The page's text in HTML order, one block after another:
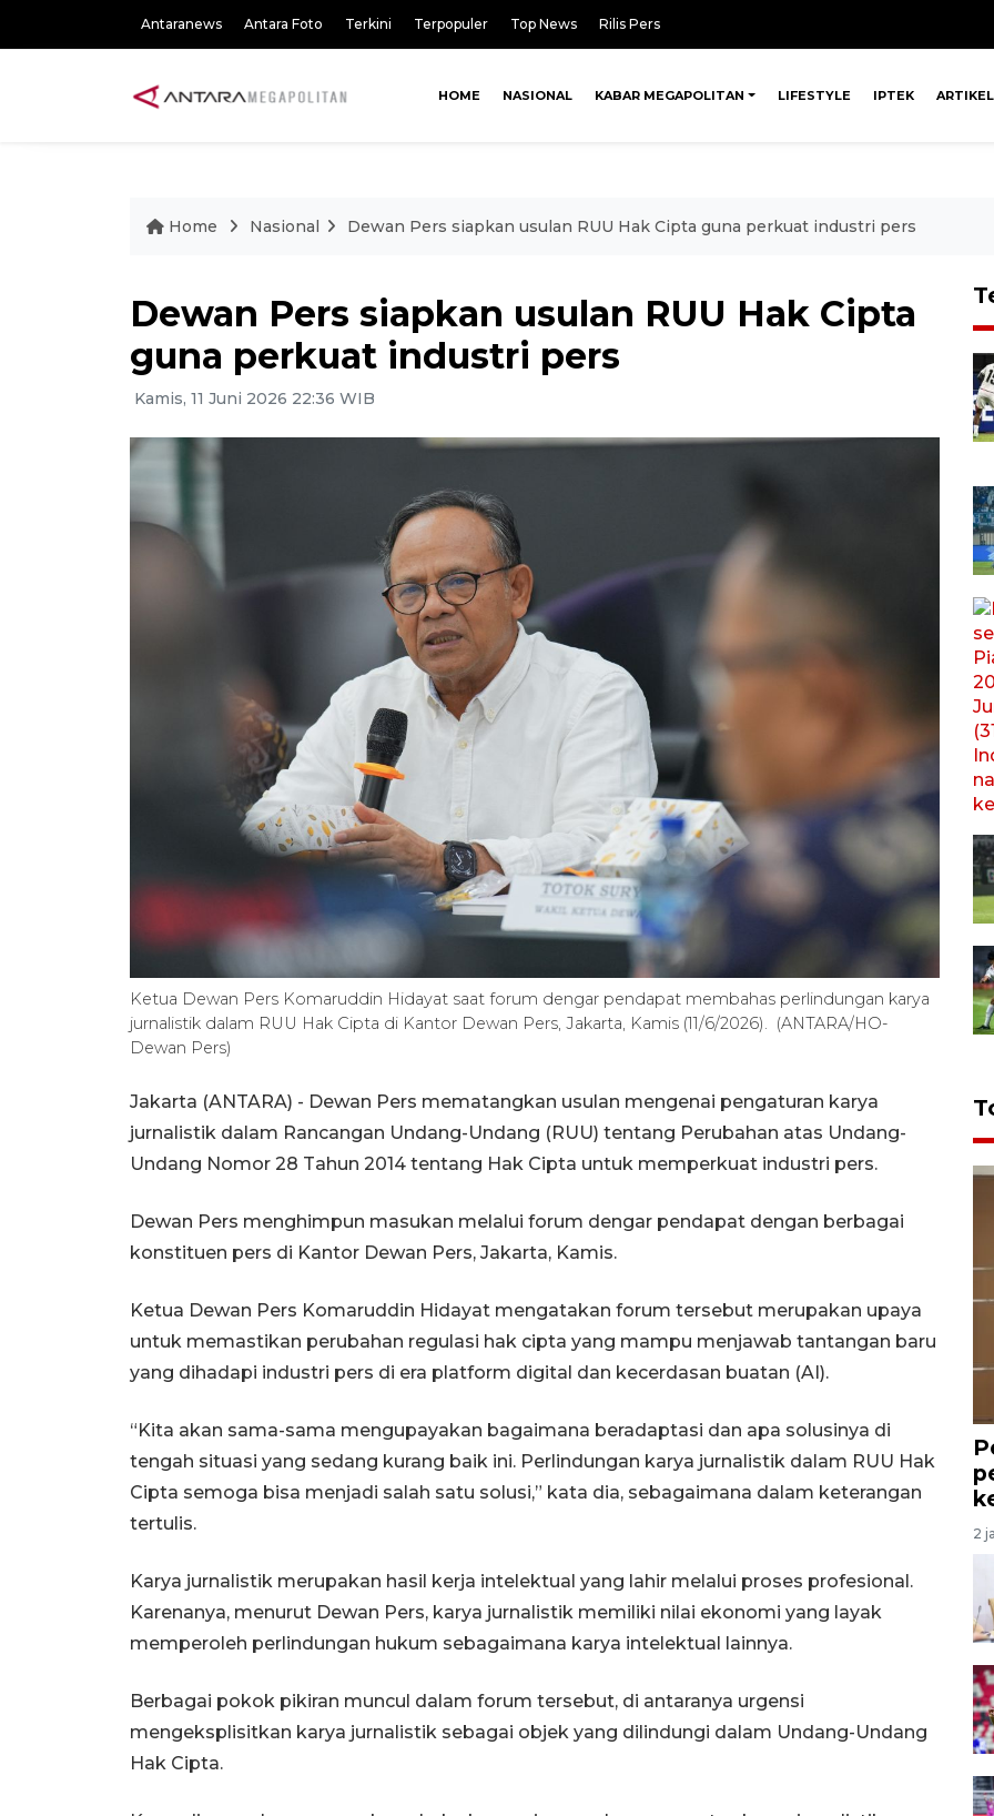
Antaranews Antara Foto Terkini Terpopuler Top News Rilis Pers
HOME NASIONAL KABAR MEGAPOLITAN LIFESTYLE IPTEK ARTIKEL
Home Nasional Dewan Pers siapkan usulan RUU Hak Cipta guna perkuat industri pers
Dewan Pers siapkan usulan RUU Hak Cipta
guna perkuat industri pers
Kamis, 11 Juni 2026 22:36 WIB
Ketua Dewan Pers Komaruddin Hidayat saat forum dengar pendapat membahas perlindungan karya
jurnalistik dalam RUU Hak Cipta di Kantor Dewan Pers, Jakarta, Kamis (11/6/2026). (ANTARA/HO-
Dewan Pers)
Jakarta (ANTARA) - Dewan Pers mematangkan usulan mengenai pengaturan karya
jurnalistik dalam Rancangan Undang-Undang (RUU) tentang Perubahan atas Undang-
Undang Nomor 28 Tahun 2014 tentang Hak Cipta untuk memperkuat industri pers.
Dewan Pers menghimpun masukan melalui forum dengar pendapat dengan berbagai
konstituen pers di Kantor Dewan Pers, Jakarta, Kamis.
Ketua Dewan Pers Komaruddin Hidayat mengatakan forum tersebut merupakan upaya
untuk memastikan perubahan regulasi hak cipta yang mampu menjawab tantangan baru
yang dihadapi industri pers di era platform digital dan kecerdasan buatan (AI).
“Kita akan sama-sama mengupayakan bagaimana beradaptasi dan apa solusinya di
tengah situasi yang sedang kurang baik ini. Perlindungan karya jurnalistik dalam RUU Hak
Cipta semoga bisa menjadi salah satu solusi,” kata dia, sebagaimana dalam keterangan
tertulis.
Karya jurnalistik merupakan hasil kerja intelektual yang lahir melalui proses profesional.
Karenanya, menurut Dewan Pers, karya jurnalistik memiliki nilai ekonomi yang layak
memperoleh perlindungan hukum sebagaimana karya intelektual lainnya.
Berbagai pokok pikiran muncul dalam forum tersebut, di antaranya urgensi
mengeksplisitkan karya jurnalistik sebagai objek yang dilindungi dalam Undang-Undang
Hak Cipta.
2